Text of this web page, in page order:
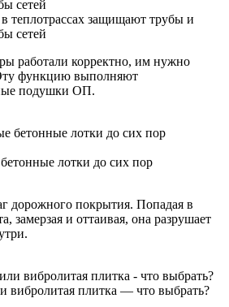
теплотрассах защищают трубы и
сетей
работали корректно, им нужно
функцию выполняют
подушки ОП.
лотки до сих пор
дорожного покрытия. Попадая в
замерзая и оттаивая, она разрушает
вибролитая плитка — что выбрать?